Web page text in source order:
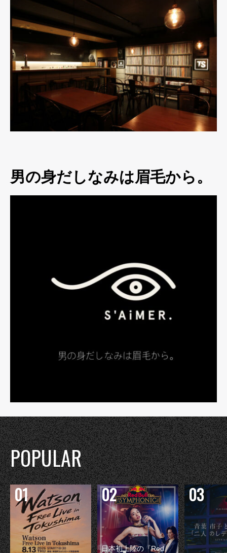
男の身だしなみは眉毛から。
POPULAR
日本初上陸の『Red